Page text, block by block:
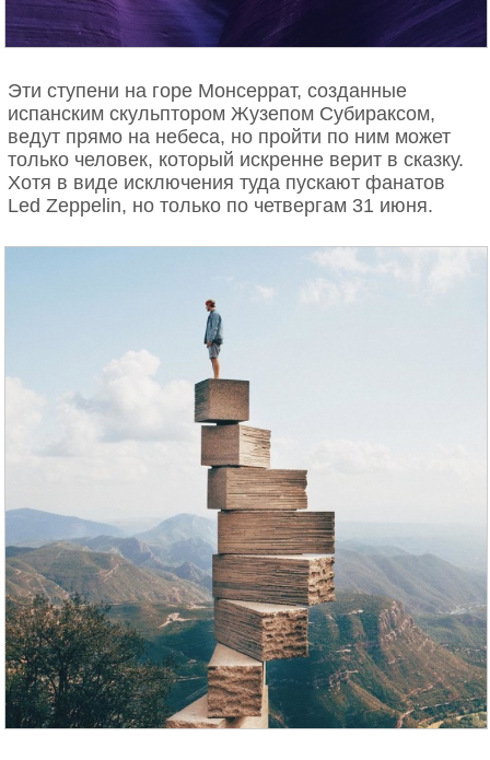
Эти ступени на горе Монсеррат, созданные
испанским скульптором Жузепом Субираксом,
ведут прямо на небеса, но пройти по ним может
только человек, который искренне верит в сказку.
Хотя в виде исключения туда пускают фанатов
Led Zeppelin, но только по четвергам 31 июня.